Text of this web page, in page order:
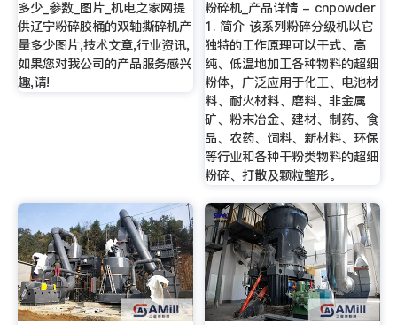
多少_参数_图片_机电之家网提
供辽宁粉碎胶桶的双轴撕碎机产
量多少图片,技术文章,行业资讯,
如果您对我公司的产品服务感兴
趣,请!
粉碎机_产品详情 - cnpowder
1. 简介 该系列粉碎分级机以它
独特的工作原理可以干式、高
纯、低温地加工各种物料的超细
粉体，广泛应用于化工、电池材
料、耐火材料、磨料、非金属
矿、粉末冶金、建材、制药、食
品、农药、饲料、新材料、环保
等行业和各种干粉类物料的超细
粉碎、打散及颗粒整形。